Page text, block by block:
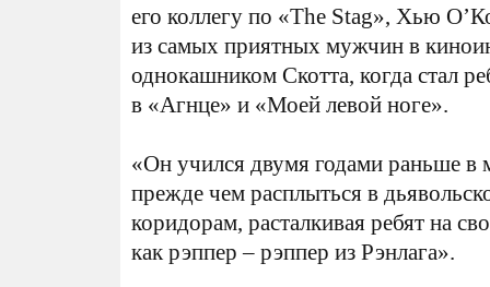
его коллегу по «The Stag», Хью
из самых приятных мужчин в
однокашником Скотта, когда стал
в «Агнце» и «Моей левой ноге».
«Он учился двумя годами раньше в
прежде чем расплыться в
коридорам, расталкивая ребят на
как рэппер – рэппер из Рэнлага».